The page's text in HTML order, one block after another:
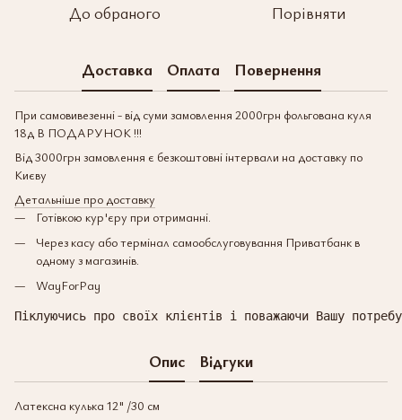
До обраного Порівняти
Доставка Оплата Повернення
При самовивезенні - від суми замовлення 2000грн фольгована куля
18д В ПОДАРУНОК !!!
Від 3000грн замовлення є безкоштовні інтервали на доставку по
Києву
Детальніше про доставку
Готівкою кур'єру при отриманні.
Через касу або термінал самообслуговування Приватбанк в
одному з магазинів.
WayForPay
Піклуючись про своїх клієнтів і поважаючи Вашу
Опис Відгуки
Латексна кулька 12" /30 см